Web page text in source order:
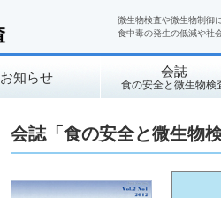
微生物検査や微生物制御
食中毒の発生の低減や社
お知らせ 会誌
食の安全と微生物検
会誌「食の安全と微生物